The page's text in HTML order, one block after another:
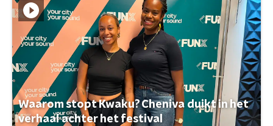
Waarom stopt Kwaku? Cheniva duikt in het
verhaal achter het festival